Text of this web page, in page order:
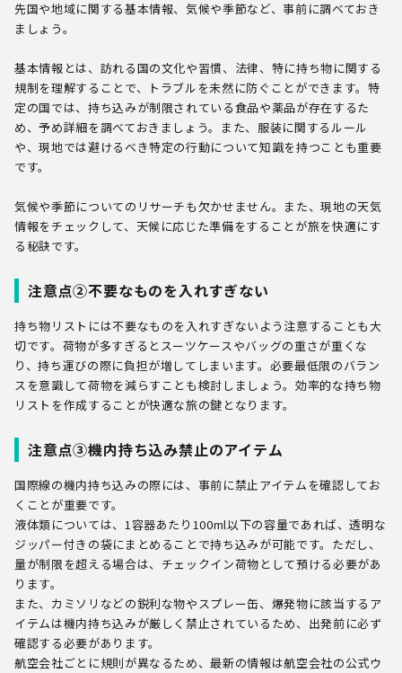
先国や地域に関する基本情報、気候や季節など、事前に調べておき
ましょう。
基本情報とは、訪れる国の文化や習慣、法律、特に持ち物に関する
規制を理解することで、トラブルを未然に防ぐことができます。特
定の国では、持ち込みが制限されている食品や薬品が存在するた
め、予め詳細を調べておきましょう。また、服装に関するルール
や、現地では避けるべき特定の行動について知識を持つことも重要
です。
気候や季節についてのリサーチも欠かせません。また、現地の天気
情報をチェックして、天候に応じた準備をすることが旅を快適にす
る秘訣です。
注意点②不要なものを入れすぎない
持ち物リストには不要なものを入れすぎないよう注意することも大
切です。荷物が多すぎるとスーツケースやバッグの重さが重くな
り、持ち運びの際に負担が増してしまいます。必要最低限のバラン
スを意識して荷物を減らすことも検討しましょう。効率的な持ち物
リストを作成することが快適な旅の鍵となります。
注意点③機内持ち込み禁止のアイテム
国際線の機内持ち込みの際には、事前に禁止アイテムを確認してお
くことが重要です。
液体類については、1容器あたり100ml以下の容量であれば、透明な
ジッパー付きの袋にまとめることで持ち込みが可能です。ただし、
量が制限を超える場合は、チェックイン荷物として預ける必要があ
ります。
また、カミソリなどの鋭利な物やスプレー缶、爆発物に該当するア
イテムは機内持ち込みが厳しく禁止されているため、出発前に必ず
確認する必要があります。
航空会社ごとに規則が異なるため、最新の情報は航空会社の公式ウ